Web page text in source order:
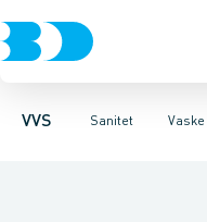
VVS Sanitet
Rør & fittings Vaske
Toiletter, sæder og
KøkkenvaskeHåndvaske